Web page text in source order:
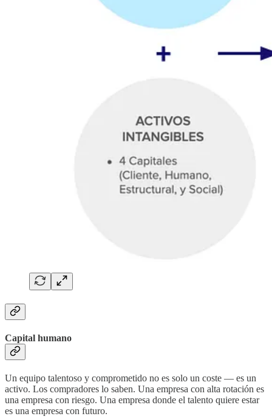
Capital humano
Un equipo talentoso y comprometido no es solo un coste — es un
activo. Los compradores lo saben. Una empresa con alta rotación es
una empresa con riesgo. Una empresa donde el talento quiere estar
es una empresa con futuro.